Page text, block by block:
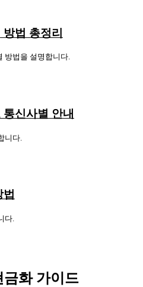
법 총정리
방법을 설명합니다.
신사별 안내
니다.
다.
금화 가이드